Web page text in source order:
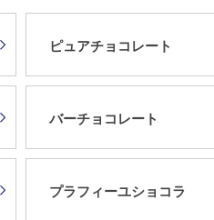
ピュアチョコレート
バーチョコレート
プラフィーユショコラ